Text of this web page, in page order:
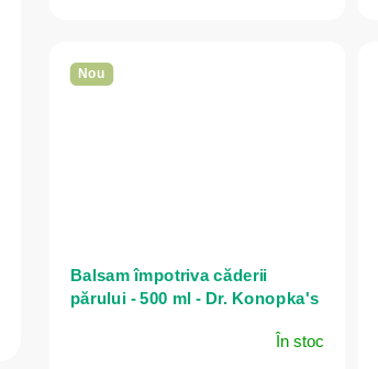
Nou
Balsam împotriva căderii
părului - 500 ml - Dr. Konopka's
În stoc